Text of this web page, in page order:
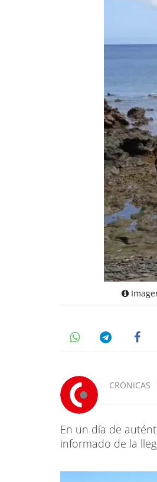
CRÓNICAS
En un día de
informado de la